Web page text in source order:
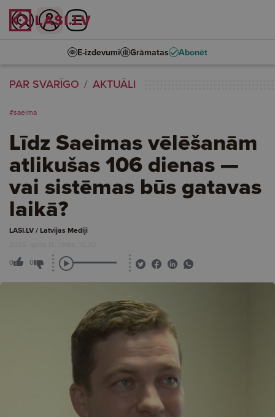
E-izdevumi Grāmatas Abonēt
PAR SVARĪGO AKTUĀLI
#saeima
Līdz Saeimas vēlēšanām
atlikušas 106 dienas —
vai sistēmas būs gatavas
laikā?
LASI.LV / Latvijas Mediji
2026. gada 19. jūnijs, 15:30
0 0